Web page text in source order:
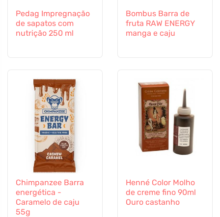
Pedag Impregnação
de sapatos com
nutrição 250 ml
Bombus Barra de
fruta RAW ENERGY
manga e caju
Chimpanzee Barra
energética -
Caramelo de caju
55g
Henné Color Molho
de creme fino 90ml
Ouro castanho